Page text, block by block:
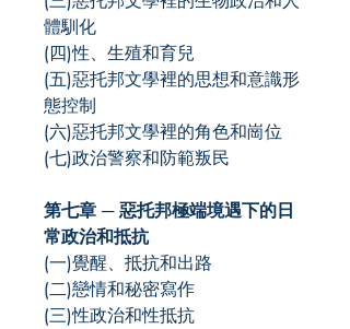
體馴化
(四)性、生殖和育兒
(五)惡托邦文學裡的思想和意識形
態控制
(六)惡托邦文學裡的角色和崗位
(七)政治警察和防範叛民
第七章 ─ 惡托邦極端境遇下的日
常政治和抵抗
(一)覺醒、抵抗和出路
(二)戀情和秘密寫作
(三)性政治和性抵抗